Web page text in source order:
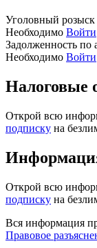
Уголовный розыск
Необходимо Войти
Задолженность по
Необходимо Войти
Налоговые
Открой всю
подписку на
Открой всю
подписку на
Вся информация
Правовое